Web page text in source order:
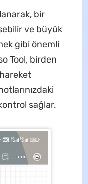
bir
ve büyük
gibi önemli
Tool, birden
sağlar.